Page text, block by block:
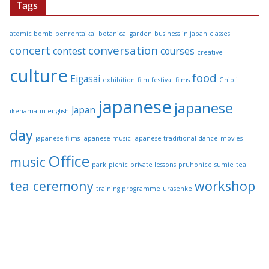
Tags
atomic bomb benrontaikai botanical garden business in japan classes
concert contest conversation courses creative
culture Eigasai exhibition film festival films food Ghibli
ikenama in english Japan japanese japanese
day japanese films japanese music japanese traditional dance movies
music Office park picnic private lessons pruhonice sumie tea
tea ceremony training programme urasenke workshop